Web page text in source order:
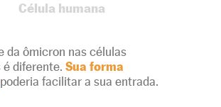
Célula humana
da ômicron nas células
é diferente. Sua forma
poderia facilitar a sua entrada.